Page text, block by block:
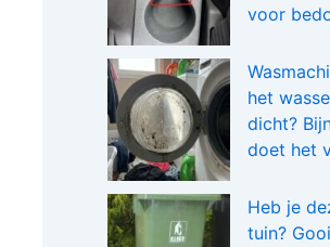
voor
het
dicht?
doet het
Heb je
tuin?